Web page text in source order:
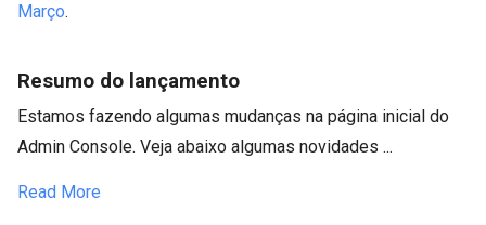
Março.
Resumo do lançamento
Estamos fazendo algumas mudanças na página inicial do
Admin Console. Veja abaixo algumas novidades ...
Read More